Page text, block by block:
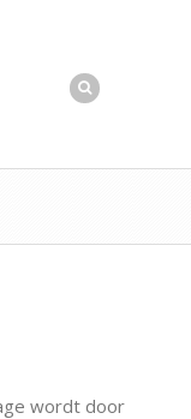
wordt door